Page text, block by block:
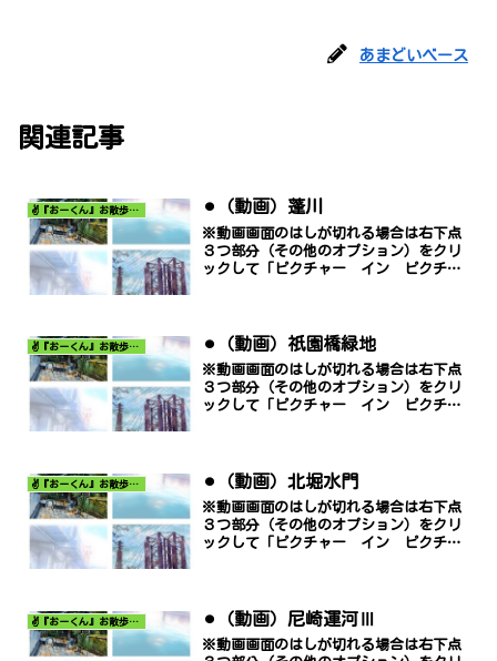
あまどいベース
関連記事
✌️『おーくん』お散歩日記〜どんな出会いがあるだろう〜 ⚫︎（動画）蓬川
※動画画面のはしが切れる場合は右下点
３つ部分（その他のオプション）をクリ
ックして「ピクチャー イン ピクチャ
✌️『おーくん』お散歩日記〜どんな出会いがあるだろう〜 ⚫︎（動画）祇園橋緑地
※動画画面のはしが切れる場合は右下点
３つ部分（その他のオプション）をクリ
ックして「ピクチャー イン ピクチャ
✌️『おーくん』お散歩日記〜どんな出会いがあるだろう〜 ⚫︎（動画）北堀水門
※動画画面のはしが切れる場合は右下点
３つ部分（その他のオプション）をクリ
ックして「ピクチャー イン ピクチャ
✌️『おーくん』お散歩日記〜どんな出会いがあるだろう〜 ⚫︎（動画）尼崎運河Ⅲ
※動画画面のはしが切れる場合は右下点